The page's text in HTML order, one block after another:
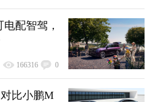
配智驾，
166316 0
比小鹏M